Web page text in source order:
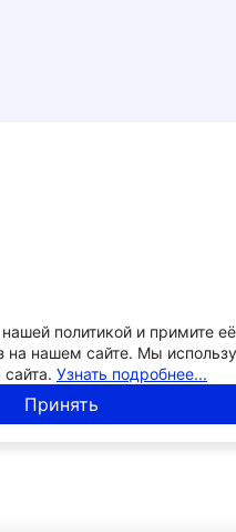
политикой и примите
на нашем сайте. Мы
Узнать подробнее...
Принять